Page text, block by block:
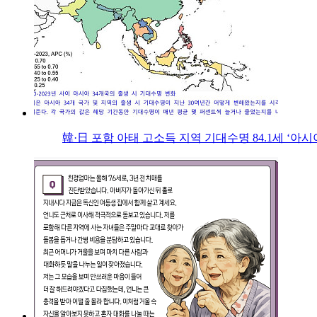
韓·日 포함 아태 고소득 지역 기대수명 84.1세 ‘아시